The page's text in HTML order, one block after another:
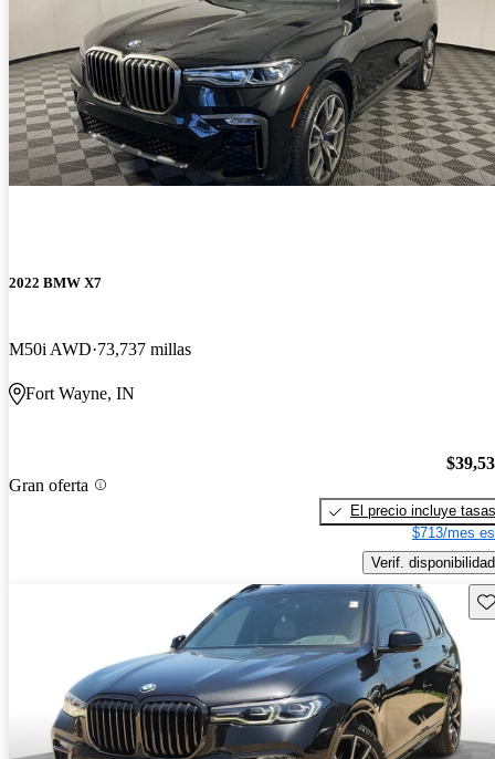
2022 BMW X7
M50i AWD 73,737 millas
Fort Wayne, IN
Gran oferta
El precio incluye tasas
$713/mes
Verif. disponibilidad